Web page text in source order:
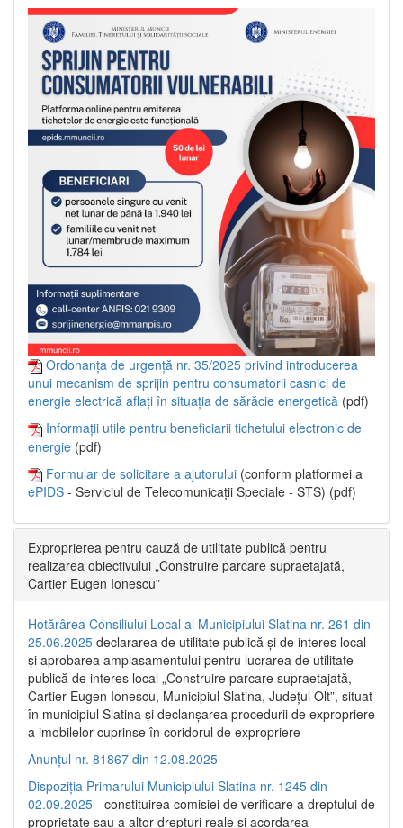
Ordonanța de urgență nr. 35/2025 privind introducerea
unui mecanism de sprijin pentru consumatorii casnici de
energie electrică aflați în situația de sărăcie energetică (pdf)
Informații utile pentru beneficiarii tichetului electronic de
energie (pdf)
Formular de solicitare a ajutorului (conform platformei a
ePIDS - Serviciul de Telecomunicații Speciale - STS) (pdf)
Exproprierea pentru cauză de utilitate publică pentru
realizarea obiectivului „Construire parcare supraetajată,
Cartier Eugen Ionescu”
Hotărârea Consiliului Local al Municipiului Slatina nr. 261 din
25.06.2025 declararea de utilitate publică și de interes local
și aprobarea amplasamentului pentru lucrarea de utilitate
publică de interes local „Construire parcare supraetajată,
Cartier Eugen Ionescu, Municipiul Slatina, Județul Olt”, situat
în municipiul Slatina și declanșarea procedurii de expropriere
a imobilelor cuprinse în coridorul de expropriere
Anunțul nr. 81867 din 12.08.2025
Dispoziția Primarului Municipiului Slatina nr. 1245 din
02.09.2025 - constituirea comisiei de verificare a dreptului de
proprietate sau a altor drepturi reale și acordarea